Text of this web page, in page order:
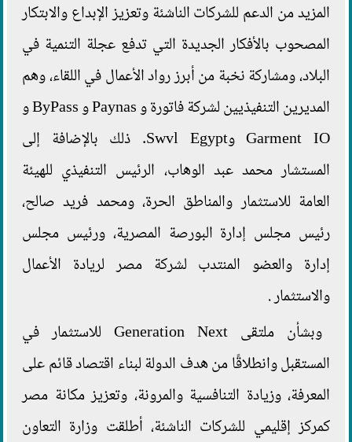
المزيد من الدعم للشركات الناشئة وتعزيز الإبداع والابتكار
المصحوب بالأفكار الجديدة التي تدفع عجلة التنمية في
البلاد، ومشاركة نخبة من أبرز رواد الأعمال في اللقاء، وهم
المديرين التنفيذيين لشركة فاتورة و Paynas و ByPass و
Garment IO وSwvl Egypt. ذلك بالإضافة إلى
المستشار محمد عبد الوهاب، الرئيس التنفيذي للهيئة
العامة للاستثمار والمناطق الحرة، ومحمد فريد صالح،
رئيس مجلس إدارة البورصة المصرية، ورئيس مجلس
إدارة والعضو المنتدب لشركة مصر لريادة الأعمال
والاستثمار .
وبشأن ملتقى Generation Next للاستثمار في
المستقبل وانطلاقًا من هدف الدولة لبناء اقتصاد قائم على
المعرفة، وزيادة التنافسية والمرونة، وتعزيز مكانة مصر
كمركز إقليمي للشركات الناشئة، أطلقت وزارة التعاون